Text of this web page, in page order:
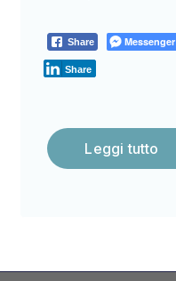
Share Messenger
Share
Leggi tutto